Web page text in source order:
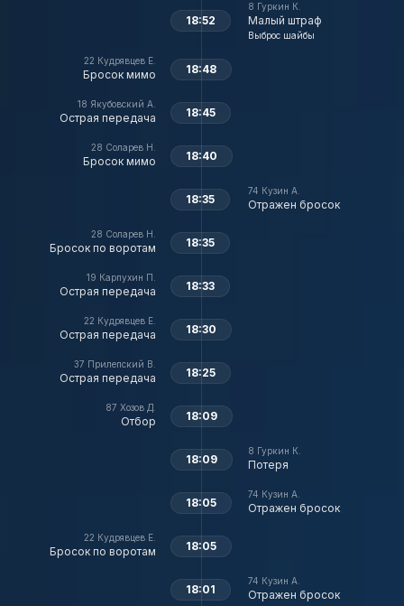
8 Гуркин К.
Малый штраф
Выброс шайбы
18:52
22 Кудрявцев Е.
Бросок мимо 18:48
18 Якубовский А.
Острая передача 18:45
28 Соларев Н.
Бросок мимо 18:40
74 Кузин А.
Отражен бросок
18:35
28 Соларев Н.
Бросок по воротам 18:35
19 Карпухин П.
Острая передача 18:33
22 Кудрявцев Е.
Острая передача 18:30
37 Прилепский В.
Острая передача 18:25
87 Хозов Д.
Отбор 18:09
8 Гуркин К.
Потеря
18:09
74 Кузин А.
Отражен бросок
18:05
22 Кудрявцев Е.
Бросок по воротам 18:05
74 Кузин А.
Отражен бросок
18:01